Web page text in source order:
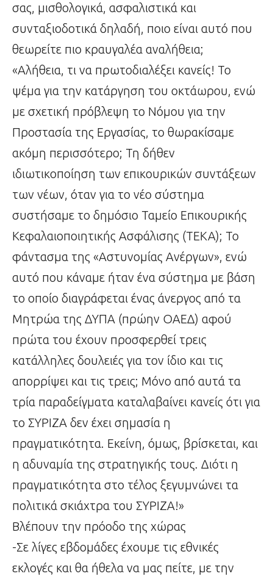
σας, μισθολογικά, ασφαλιστικά και
συνταξιοδοτικά δηλαδή, ποιο είναι αυτό που
θεωρείτε πιο κραυγαλέα αναλήθεια;
«Αλήθεια, τι να πρωτοδιαλέξει κανείς! Το
ψέμα για την κατάργηση του οκτάωρου, ενώ
με σχετική πρόβλεψη το Νόμου για την
Προστασία της Εργασίας, το θωρακίσαμε
ακόμη περισσότερο; Τη δήθεν
ιδιωτικοποίηση των επικουρικών συντάξεων
των νέων, όταν για το νέο σύστημα
συστήσαμε το δημόσιο Ταμείο Επικουρικής
Κεφαλαιοποιητικής Ασφάλισης (ΤΕΚΑ); Το
φάντασμα της «Αστυνομίας Ανέργων», ενώ
αυτό που κάναμε ήταν ένα σύστημα με βάση
το οποίο διαγράφεται ένας άνεργος από τα
Μητρώα της ΔΥΠΑ (πρώην ΟΑΕΔ) αφού
πρώτα του έχουν προσφερθεί τρεις
κατάλληλες δουλειές για τον ίδιο και τις
απορρίψει και τις τρεις; Μόνο από αυτά τα
τρία παραδείγματα καταλαβαίνει κανείς ότι για
το ΣΥΡΙΖΑ δεν έχει σημασία η
πραγματικότητα. Εκείνη, όμως, βρίσκεται, και
η αδυναμία της στρατηγικής τους. Διότι η
πραγματικότητα στο τέλος ξεγυμνώνει τα
πολιτικά σκιάχτρα του ΣΥΡΙΖΑ!»
Βλέπουν την πρόοδο της χώρας
-Σε λίγες εβδομάδες έχουμε τις εθνικές
εκλογές και θα ήθελα να μας πείτε, με την